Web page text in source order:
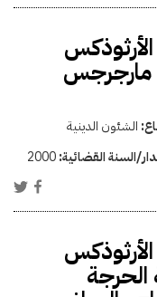
مارجرجس
الشئون الدينية
السنة القضائية:2000